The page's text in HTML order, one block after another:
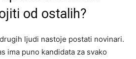
od ostalih?
ljudi nastoje postati novinari.
ima puno kandidata za svako